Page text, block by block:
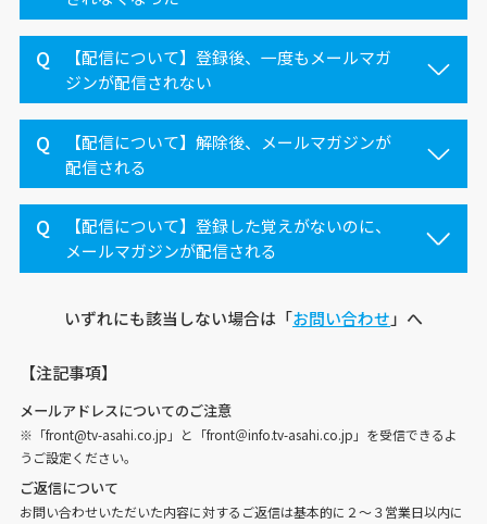
【配信について】登録後、一度もメールマガ
ジンが配信されない
【配信について】解除後、メールマガジンが
配信される
【配信について】登録した覚えがないのに、
メールマガジンが配信される
いずれにも該当しない場合は「お問い合わせ」へ
【注記事項】
メールアドレスについてのご注意
※「front@tv-asahi.co.jp」と「front＠info.tv-asahi.co.jp」を受信できるよ
うご設定ください。
ご返信について
お問い合わせいただいた内容に対するご返信は基本的に２～３営業日以内に